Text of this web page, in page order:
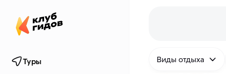
Туры Виды отдыха